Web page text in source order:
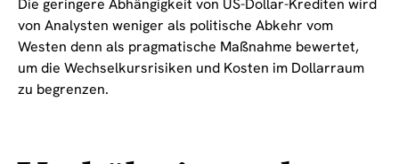
Die geringere Abhängigkeit von US-Dollar-Krediten wird
von Analysten weniger als politische Abkehr vom
Westen denn als pragmatische Maßnahme bewertet,
um die Wechselkursrisiken und Kosten im Dollarraum
zu begrenzen.